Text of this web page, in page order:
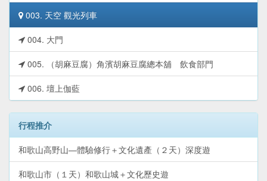
003. 天空 觀光列車
004. 大門
005. （胡麻豆腐）角濱胡麻豆腐總本舖 飲食部門
006. 壇上伽藍
行程推介
和歌山高野山—體驗修行＋文化遺產（２天）深度遊
和歌山市（１天）和歌山城＋文化歷史遊